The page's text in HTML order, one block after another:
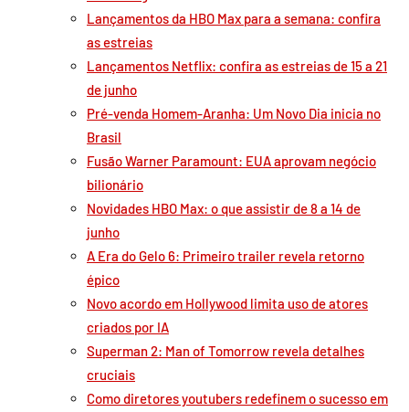
Lançamentos da HBO Max para a semana: confira
as estreias
Lançamentos Netflix: confira as estreias de 15 a 21
de junho
Pré-venda Homem-Aranha: Um Novo Dia inicia no
Brasil
Fusão Warner Paramount: EUA aprovam negócio
bilionário
Novidades HBO Max: o que assistir de 8 a 14 de
junho
A Era do Gelo 6: Primeiro trailer revela retorno
épico
Novo acordo em Hollywood limita uso de atores
criados por IA
Superman 2: Man of Tomorrow revela detalhes
cruciais
Como diretores youtubers redefinem o sucesso em